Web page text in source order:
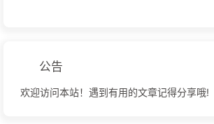
公告
欢迎访问本站！遇到有用的文章记得分享哦!